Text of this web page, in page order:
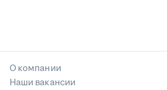
О компании
Наши вакансии